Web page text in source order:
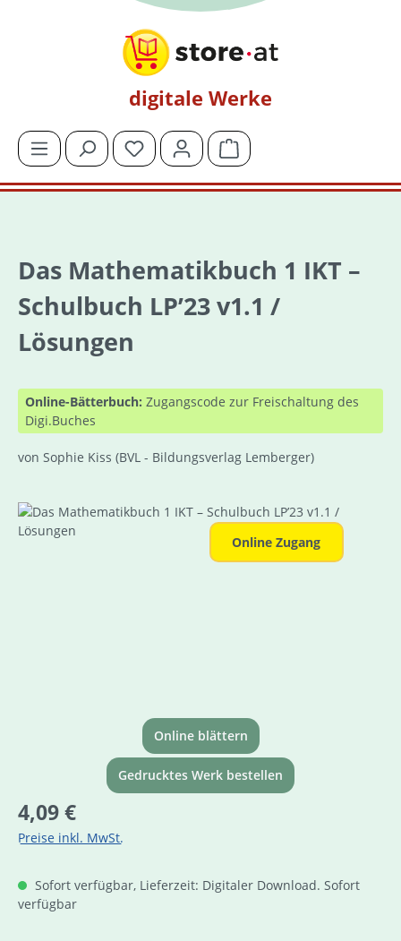
digitale Werke
Du hast 0 Produkte auf dem Merkzettel
Warenkorb enthält 0
Das Mathematikbuch 1 IKT –
Schulbuch LP’23 v1.1 /
Lösungen
Online-Bätterbuch: Zugangscode zur Freischaltung des
Digi.Buches
von Sophie Kiss (BVL - Bildungsverlag Lemberger)
Bildergalerie überspringen
Online Zugang
Online blättern
Gedrucktes Werk bestellen
Regulärer Preis:
4,09 €
Preise inkl. MwSt.
Sofort verfügbar, Lieferzeit: Digitaler Download. Sofort
verfügbar